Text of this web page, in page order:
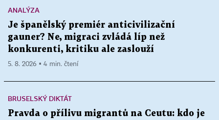
ANALÝZA
Je španělský premiér anticivilizační
gauner? Ne, migraci zvládá líp než
konkurenti, kritiku ale zaslouží
5. 8. 2026 ▪ 4 min. čtení
BRUSELSKÝ DIKTÁT
Pravda o přílivu migrantů na Ceutu: kdo je